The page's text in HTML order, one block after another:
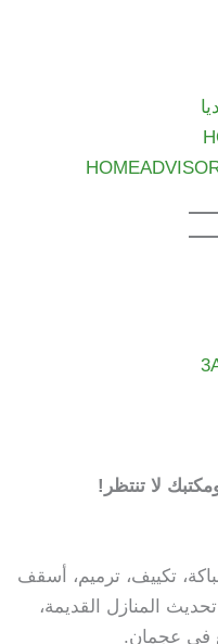
لا تنتظر!
تكييف، ترميم، أسقف
المنازل القديمة،
في عجمان.